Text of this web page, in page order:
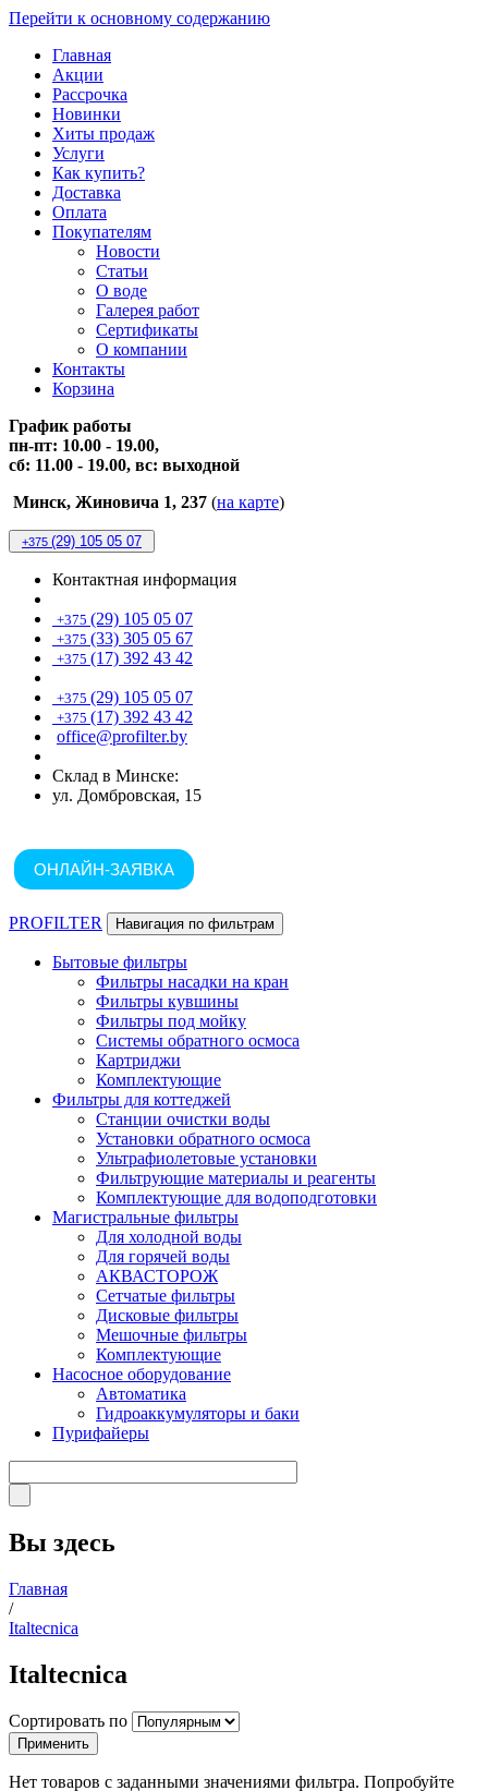
Перейти к основному содержанию
Главная
Акции
Рассрочка
Новинки
Хиты продаж
Услуги
Как купить?
Доставка
Оплата
Покупателям
Новости
Статьи
О воде
Галерея работ
Сертификаты
О компании
Контакты
Корзина
График работы
пн-пт: 10.00 - 19.00,
сб: 11.00 - 19.00, вс: выходной
Минск, Жиновича 1, 237 (на карте)
+375 (29) 105 05 07
Контактная информация
+375 (29) 105 05 07
+375 (33) 305 05 67
+375 (17) 392 43 42
+375 (29) 105 05 07
+375 (17) 392 43 42
office@profilter.by
Склад в Минске:
ул. Домбровская, 15
ОНЛАЙН-ЗАЯВКА
PROFILTER Навигация по фильтрам
Бытовые фильтры
Фильтры насадки на кран
Фильтры кувшины
Фильтры под мойку
Системы обратного осмоса
Картриджи
Комплектующие
Фильтры для коттеджей
Станции очистки воды
Установки обратного осмоса
Ультрафиолетовые установки
Фильтрующие материалы и реагенты
Комплектующие для водоподготовки
Магистральные фильтры
Для холодной воды
Для горячей воды
АКВАСТОРОЖ
Сетчатые фильтры
Дисковые фильтры
Мешочные фильтры
Комплектующие
Насосное оборудование
Автоматика
Гидроаккумуляторы и баки
Пурифайеры
Вы здесь
Главная
/
Italtecnica
Italtecnica
Сортировать по
Применить
Нет товаров с заданными значениями фильтра. Попробуйте